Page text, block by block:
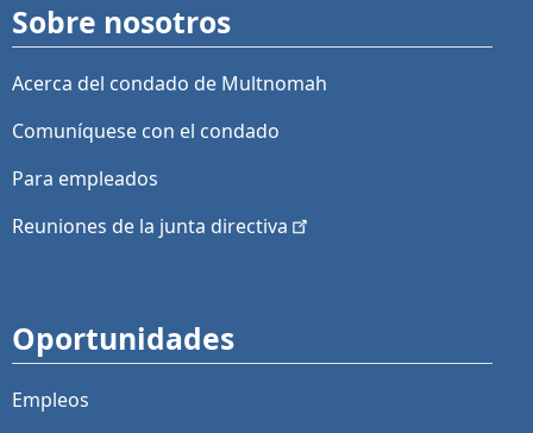
Sobre nosotros
Acerca del condado de Multnomah
Comuníquese con el condado
Para empleados
Reuniones de la junta directiva
Oportunidades
Empleos